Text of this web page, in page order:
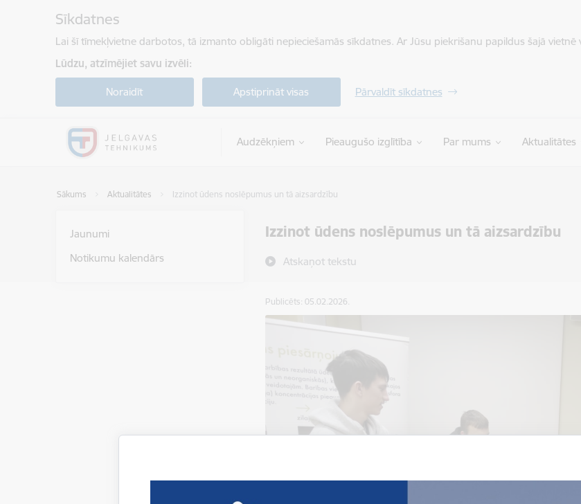
Sīkdatnes
Lai šī tīmekļvietne darbotos, tā izmanto obligāti nepieciešamās sīkdatnes. Ar Jūsu piekrišanu papildus šajā
Lūdzu, atzīmējiet savu izvēli:
Noraidīt Apstiprināt visas Pārvaldīt sīkdatnes
Audzēkņiem Pieaugušo izglītība Par mums Aktualitātes
Sākums Aktualitātes Izzinot ūdens noslēpumus un tā aizsardzību
Izzinot ūdens noslēpumus un tā aizsardzību
Atskaņot tekstu
Jaunumi
Notikumu kalendārs
Publicēts: 05.02.2026.